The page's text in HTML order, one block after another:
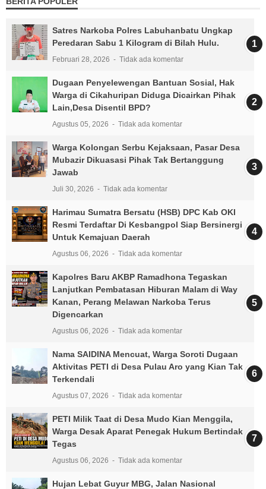
Satres Narkoba Polres Labuhanbatu Ungkap
Peredaran Sabu 1 Kilogram di Bilah Hulu.
Februari 28, 2026 Tidak ada komentar
Dugaan Penyelewengan Bantuan Sosial, Hak
Warga di Cikahuripan Diduga Dicairkan Pihak
Lain,Desa Disentil BPD?
Agustus 05, 2026 Tidak ada komentar
Warga Kolongan Serbu Kejaksaan, Pasar Desa
Mubazir Dikuasasi Pihak Tak Bertanggung
Jawab
Juli 30, 2026 Tidak ada komentar
Harimau Sumatra Bersatu (HSB) DPC Kab OKI
Resmi Terdaftar Di Kesbangpol Siap Bersinergi
Untuk Kemajuan Daerah
Agustus 06, 2026 Tidak ada komentar
Kapolres Baru AKBP Ramadhona Tegaskan
Lanjutkan Pembatasan Hiburan Malam di Way
Kanan, Perang Melawan Narkoba Terus
Digencarkan
Agustus 06, 2026 Tidak ada komentar
Nama SAIDINA Mencuat, Warga Soroti Dugaan
Aktivitas PETI di Desa Pulau Aro yang Kian Tak
Terkendali
Agustus 07, 2026 Tidak ada komentar
PETI Milik Taat di Desa Mudo Kian Menggila,
Warga Desak Aparat Penegak Hukum Bertindak
Tegas
Agustus 06, 2026 Tidak ada komentar
Hujan Lebat Guyur MBG, Jalan Nasional